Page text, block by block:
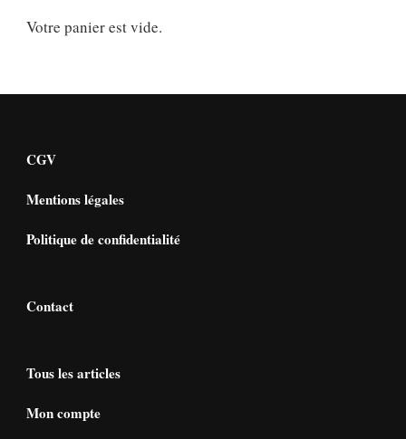
Votre panier est vide.
CGV
Mentions légales
Politique de confidentialité
Contact
Tous les articles
Mon compte